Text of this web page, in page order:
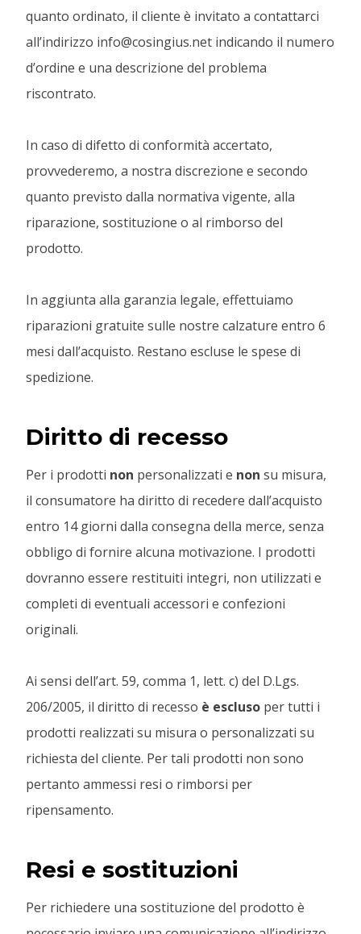
quanto ordinato, il cliente è invitato a contattarci
all’indirizzo info@cosingius.net indicando il numero
d’ordine e una descrizione del problema
riscontrato.
In caso di difetto di conformità accertato,
provvederemo, a nostra discrezione e secondo
quanto previsto dalla normativa vigente, alla
riparazione, sostituzione o al rimborso del
prodotto.
In aggiunta alla garanzia legale, effettuiamo
riparazioni gratuite sulle nostre calzature entro 6
mesi dall’acquisto. Restano escluse le spese di
spedizione.
Diritto di recesso
Per i prodotti non personalizzati e non su misura,
il consumatore ha diritto di recedere dall’acquisto
entro 14 giorni dalla consegna della merce, senza
obbligo di fornire alcuna motivazione. I prodotti
dovranno essere restituiti integri, non utilizzati e
completi di eventuali accessori e confezioni
originali.
Ai sensi dell’art. 59, comma 1, lett. c) del D.Lgs.
206/2005, il diritto di recesso è escluso per tutti i
prodotti realizzati su misura o personalizzati su
richiesta del cliente. Per tali prodotti non sono
pertanto ammessi resi o rimborsi per
ripensamento.
Resi e sostituzioni
Per richiedere una sostituzione del prodotto è